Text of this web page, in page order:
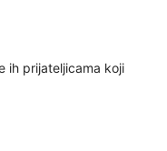
ih prijateljicama koji